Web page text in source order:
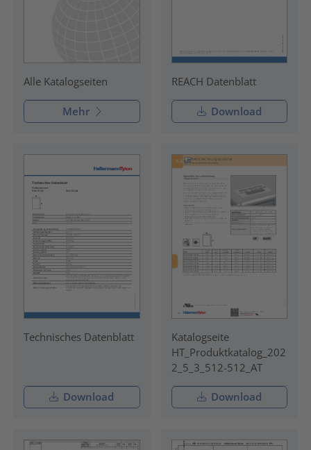
Alle Katalogseiten
Mehr
REACH Datenblatt
Download
Technisches Datenblatt
Download
Katalogseite
HT_Produktkatalog_202
2_5_3_512-512_AT
Download